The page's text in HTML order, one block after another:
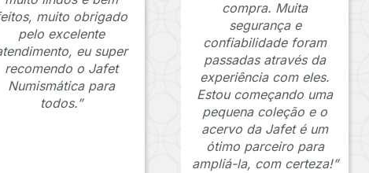
muito obrigado
pelo excelente
eu super
recomendo o Jafet
Numismática para
todos.”
compra. Muita
segurança e
confiabilidade foram
passadas através da
experiência com eles.
Estou começando uma
pequena coleção e o
acervo da Jafet é um
ótimo parceiro para
ampliá-la, com certeza!”